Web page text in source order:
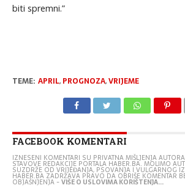
biti spremni.”
TEME: APRIL, PROGNOZA,VRIJEME
FACEBOOK KOMENTARI
IZNESENI KOMENTARI SU PRIVATNA MIŠLJENJA
STAVOVE REDAKCIJE PORTALA HABER.BA. MOLIMO
SUZDRŽE OD VRIJEĐANJA, PSOVANJA I VULGARNOG
HABER.BA ZADRŽAVA PRAVO DA OBRIŠE KOMENTAR
OBJAŠNJENJA -VIŠE O USLOVIMA KORIŠTENJA...